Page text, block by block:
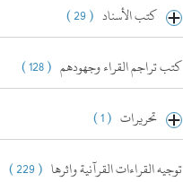
كتب الأسناد ( 29 )
كتب تراجم القراء وجهودهم ( 128 )
تحريرات ( 1 )
توجيه القراءات القرآنية واثرها ( 229 )